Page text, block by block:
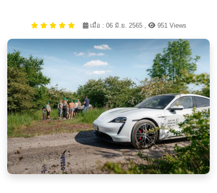
เมื่อ : 06 มิ.ย. 2565 , 951 Views